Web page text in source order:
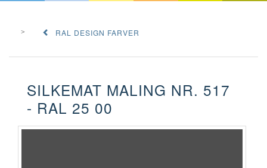
RAL DESIGN FARVER
SILKEMAT MALING NR. 517
- RAL 25 00